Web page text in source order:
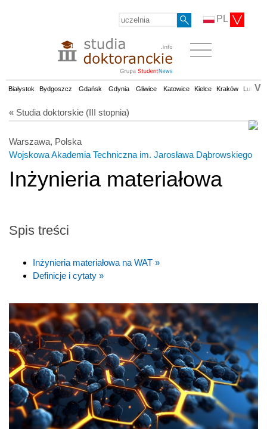
PL
Białystok Bydgoszcz Gdańsk Gdynia Gliwice Katowice Kielce Kraków Lublin
V
« Studia doktorskie (III stopnia)
Warszawa, Polska
Wojskowa Akademia Techniczna im. Jarosława Dąbrowskiego
Inżynieria materiałowa
Spis treści
Inżynieria materiałowa na WAT »
Definicje i cytaty »